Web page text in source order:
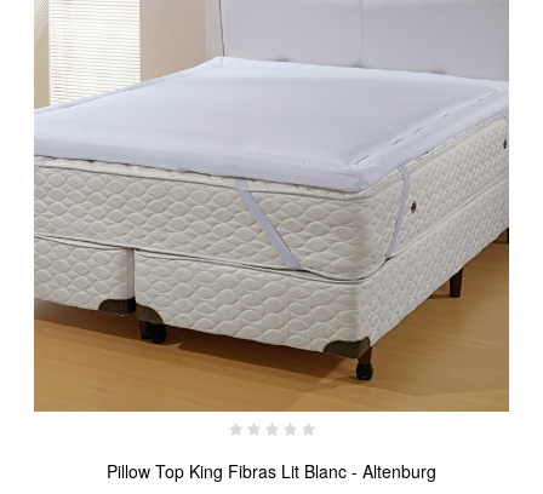
Pillow Top King Fibras Lit Blanc - Altenburg